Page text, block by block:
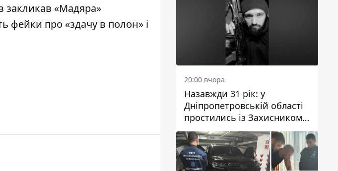
закликав «Мадяра»
фейки про «здачу в полон» і
20:00 вчора
Назавжди 31 рік: у
Дніпропетровській області
простились із Захисником
Олександром Рєпіним